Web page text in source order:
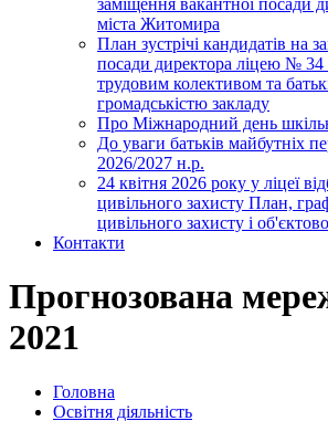
заміщення вакантної посади
міста Житомира
План зустрічі кандидатів на
посади директора ліцею №
трудовим колективом та
громадськістю закладу
Про Міжнародний день
До уваги батьків майбутніх
2026/2027 н.р.
24 квітня 2026 року у ліцеї
цивільного захисту План,
цивільного захисту і
Контакти
Прогнозована
2021
Головна
Освітня діяльність